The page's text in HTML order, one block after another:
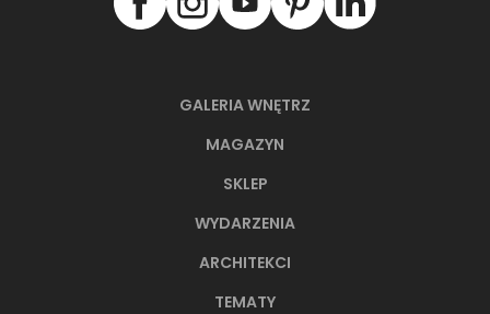
GALERIA WNĘTRZ
MAGAZYN
SKLEP
WYDARZENIA
ARCHITEKCI
TEMATY